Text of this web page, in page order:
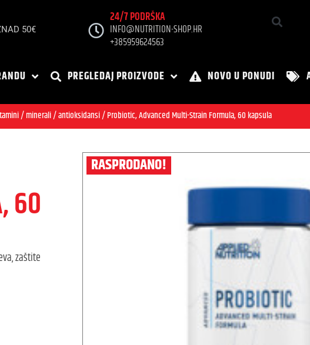
50€
24/7 PODRŠKA
INFO@NUTRITION-SHOP.HR
+385959624563
PREGLEDAJ PROIZVODE NOVO U PONUDI
/ minerali / antioksidansi/ Probiotic, Advanced Multi-Strain Formula, 60 kapsula
60
zaštite
RASPRODANO!